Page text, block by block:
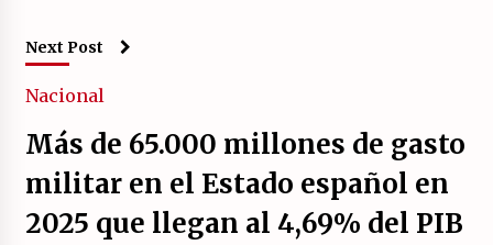
Next Post
Nacional
Más de 65.000 millones de gasto
militar en el Estado español en
2025 que llegan al 4,69% del PIB